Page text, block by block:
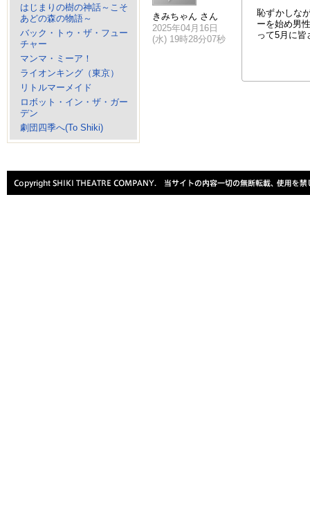
はじまりの樹の神話～こそ
あどの森の物語～
バック・トゥ・ザ・フュー
チャー
マンマ・ミーア！
ライオンキング（東京）
リトルマーメイド
ロボット・イン・ザ・ガー
デン
劇団四季へ(To Shiki)
きみちゃん さん
2025年04月16日
(水) 19時28分07秒
恥ずかしな
ーを始め男
って5月に